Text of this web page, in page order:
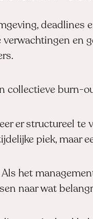
deadlines
verwachtingen en
collectieve burn-
er structureel te
piek, maar
Als het
naar wat